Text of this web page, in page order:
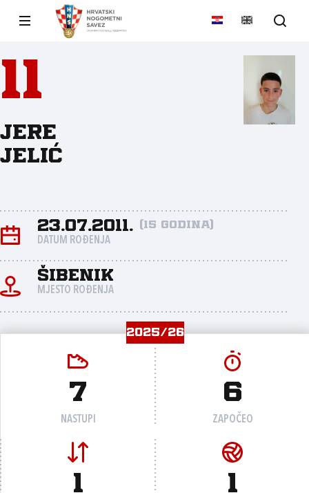
11
Jere
Jelić
23.07.2011. (15 godina)
DATUM ROĐENJA
Šibenik
MJESTO ROĐENJA
2025/26
7
NASTUPI
6
ZAPOČEO
1 1